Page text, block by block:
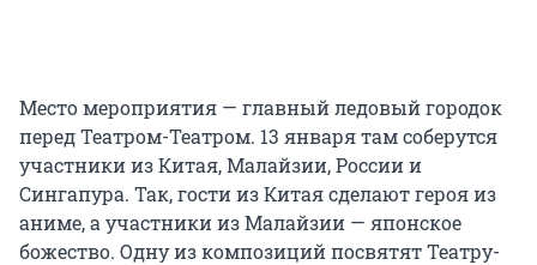
Место мероприятия — главный ледовый городок
перед Театром-Театром. 13 января там соберутся
участники из Китая, Малайзии, России и
Сингапура. Так, гости из Китая сделают героя из
аниме, а участники из Малайзии — японское
божество. Одну из композиций посвятят Театру-